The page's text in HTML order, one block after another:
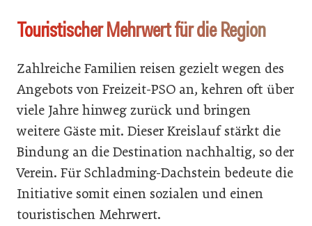
Touristischer Mehrwert für die Region
Zahlreiche Familien reisen gezielt wegen des
Angebots von Freizeit-PSO an, kehren oft über
viele Jahre hinweg zurück und bringen
weitere Gäste mit. Dieser Kreislauf stärkt die
Bindung an die Destination nachhaltig, so der
Verein. Für Schladming-Dachstein bedeute die
Initiative somit einen sozialen und einen
touristischen Mehrwert.